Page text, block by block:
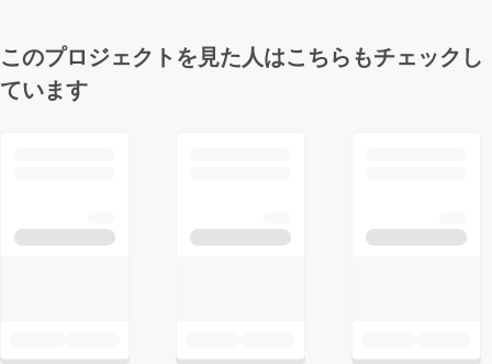
このプロジェクトを見た人はこちらもチェックし
ています